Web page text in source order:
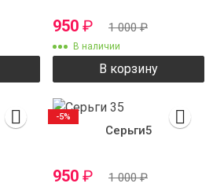
950 ₽ 1 000₽
В наличии
В корзину
Серьги5
950 ₽ 1 000₽
-5%